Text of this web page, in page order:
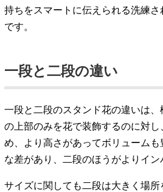
持ちをスマートに伝えられる洗練
です。
一段と二段の違い
一段と二段のスタンド花の違いは
の上部のみを花で装飾するのに対
め、より高さがあってボリューム
な差があり、二段のほうがよりイン
サイズに関しても二段は大きく場